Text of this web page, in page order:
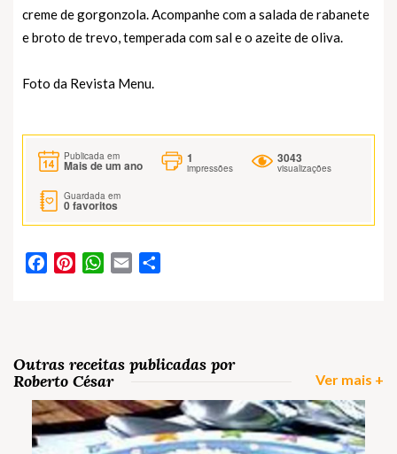
creme de gorgonzola. Acompanhe com a salada de rabanete
e broto de trevo, temperada com sal e o azeite de oliva.
Foto da Revista Menu.
Publicada em
Mais de um ano
1
impressões
3043
visualizações
Guardada em
0favoritos
FacebookPinterestWhatsApp
Email
Outras receitas publicadas por
Roberto César
Ver mais +